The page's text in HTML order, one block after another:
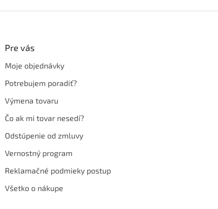
Pre vás
Moje objednávky
Potrebujem poradiť?
Výmena tovaru
Čo ak mi tovar nesedí?
Odstúpenie od zmluvy
Vernostný program
Reklamačné podmieky postup
Všetko o nákupe